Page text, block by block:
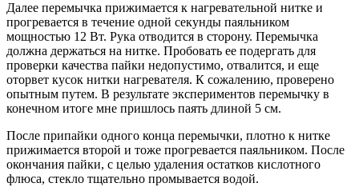
Далее перемычка прижимается к нагревательной нитке и
прогревается в течение одной секунды паяльником
мощностью 12 Вт. Рука отводится в сторону. Перемычка
должна держаться на нитке. Пробовать ее подергать для
проверки качества пайки недопустимо, отвалится, и еще
оторвет кусок нитки нагревателя. К сожалению, проверено
опытным путем. В результате экспериментов перемычку в
конечном итоге мне пришлось паять длиной 5 см.
После припайки одного конца перемычки, плотно к нитке
прижимается второй и тоже прогревается паяльником. После
окончания пайки, с целью удаления остатков кислотного
флюса, стекло тщательно промывается водой.